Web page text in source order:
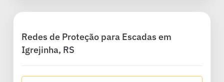
Redes de Proteção para Escadas em
Igrejinha, RS